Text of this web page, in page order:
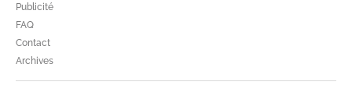
Publicité
FAQ
Contact
Archives